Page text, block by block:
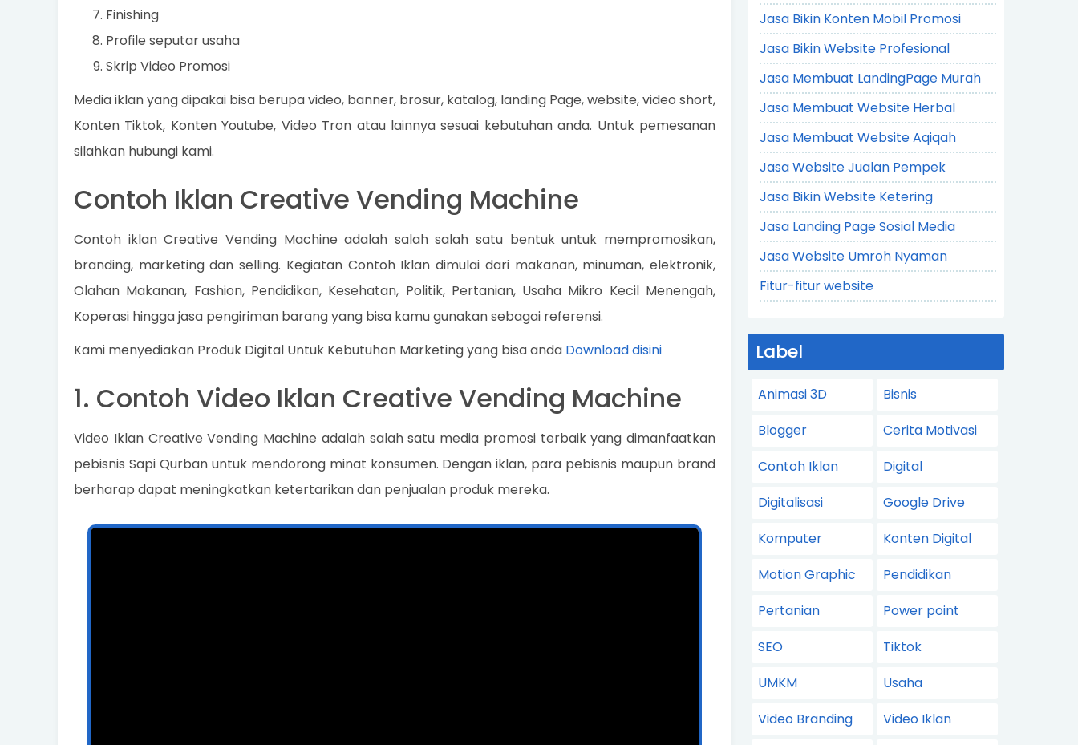
Finishing
Profile seputar usaha
Skrip Video Promosi
Media iklan yang dipakai bisa berupa video, banner, brosur, katalog, landing Page, website, video short,
Konten Tiktok, Konten Youtube, Video Tron atau lainnya sesuai kebutuhan anda. Untuk pemesanan
silahkan hubungi kami.
Contoh Iklan Creative Vending Machine
Contoh iklan Creative Vending Machine adalah salah salah satu bentuk untuk mempromosikan,
branding, marketing dan selling. Kegiatan Contoh Iklan dimulai dari makanan, minuman, elektronik,
Olahan Makanan, Fashion, Pendidikan, Kesehatan, Politik, Pertanian, Usaha Mikro Kecil Menengah,
Koperasi hingga jasa pengiriman barang yang bisa kamu gunakan sebagai referensi.
Kami menyediakan Produk Digital Untuk Kebutuhan Marketing yang bisa anda Download disini
1. Contoh Video Iklan Creative Vending Machine
Video Iklan Creative Vending Machine adalah salah satu media promosi terbaik yang dimanfaatkan
pebisnis Sapi Qurban untuk mendorong minat konsumen. Dengan iklan, para pebisnis maupun brand
berharap dapat meningkatkan ketertarikan dan penjualan produk mereka.
Jasa Bikin Konten Mobil Promosi
Jasa Bikin Website Profesional
Jasa Membuat LandingPage Murah
Jasa Membuat Website Herbal
Jasa Membuat Website Aqiqah
Jasa Website Jualan Pempek
Jasa Bikin Website Ketering
Jasa Landing Page Sosial Media
Jasa Website Umroh Nyaman
Fitur-fitur website
Label
Animasi 3D
Bisnis
Blogger
Cerita Motivasi
Contoh Iklan
Digital
Digitalisasi
Google Drive
Komputer
Konten Digital
Motion Graphic
Pendidikan
Pertanian
Power point
SEO
Tiktok
UMKM
Usaha
Video Branding
Video Iklan